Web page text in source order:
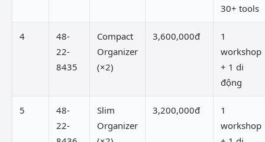
30+ tools
4
48-
22-
8435
Compact
Organizer
(×2)
3,600,000đ
1
workshop
+ 1 di
động
5
48-
22-
Slim
Organizer
3,200,000đ
1
workshop